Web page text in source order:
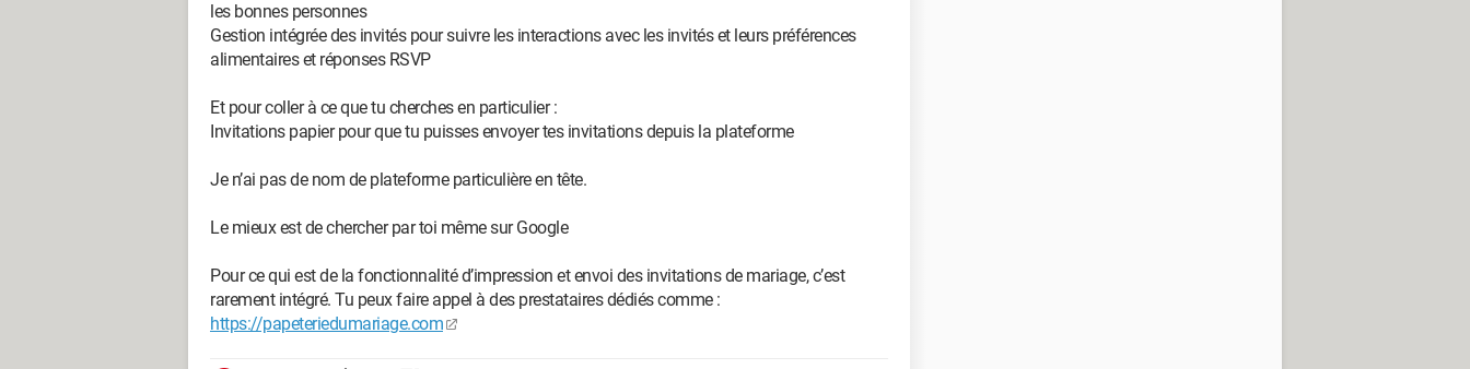
les bonnes personnes
Gestion intégrée des invités pour suivre les interactions avec les invités et leurs préférences
alimentaires et réponses RSVP
Et pour coller à ce que tu cherches en particulier :
Invitations papier pour que tu puisses envoyer tes invitations depuis la plateforme
Je n’ai pas de nom de plateforme particulière en tête.
Le mieux est de chercher par toi même sur Google
Pour ce qui est de la fonctionnalité d’impression et envoi des invitations de mariage, c’est
rarement intégré. Tu peux faire appel à des prestataires dédiés comme :
https://papeteriedumariage.com